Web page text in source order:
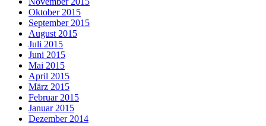
Oktober 2015
September 2015
August 2015
Juli 2015
Juni 2015
Mai 2015
April 2015
März 2015
Februar 2015
Januar 2015
Dezember 2014